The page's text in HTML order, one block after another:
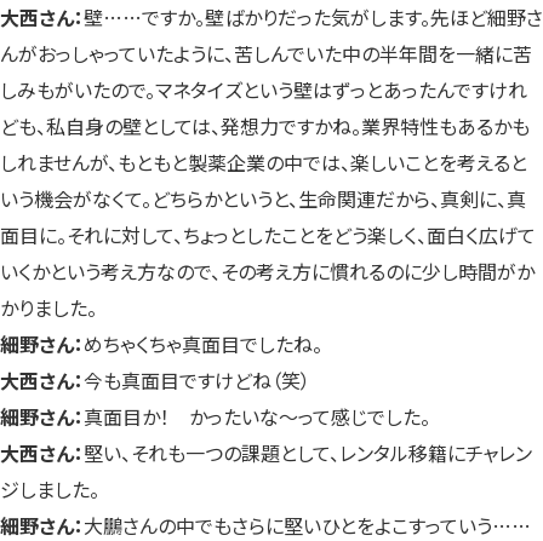
大西さん：壁……ですか。壁ばかりだった気がします。先ほど細野さ
んがおっしゃっていたように、苦しんでいた中の半年間を一緒に苦
しみもがいたので。マネタイズという壁はずっとあったんですけれ
ども、私自身の壁としては、発想力ですかね。業界特性もあるかも
しれませんが、もともと製薬企業の中では、楽しいことを考えると
いう機会がなくて。どちらかというと、生命関連だから、真剣に、真
面目に。それに対して、ちょっとしたことをどう楽しく、面白く広げて
いくかという考え方なので、その考え方に慣れるのに少し時間がか
かりました。
細野さん：めちゃくちゃ真面目でしたね。
大西さん：今も真面目ですけどね（笑）
細野さん：真面目か！ かったいな〜って感じでした。
大西さん：堅い、それも一つの課題として、レンタル移籍にチャレン
ジしました。
細野さん：大鵬さんの中でもさらに堅いひとをよこすっていう……